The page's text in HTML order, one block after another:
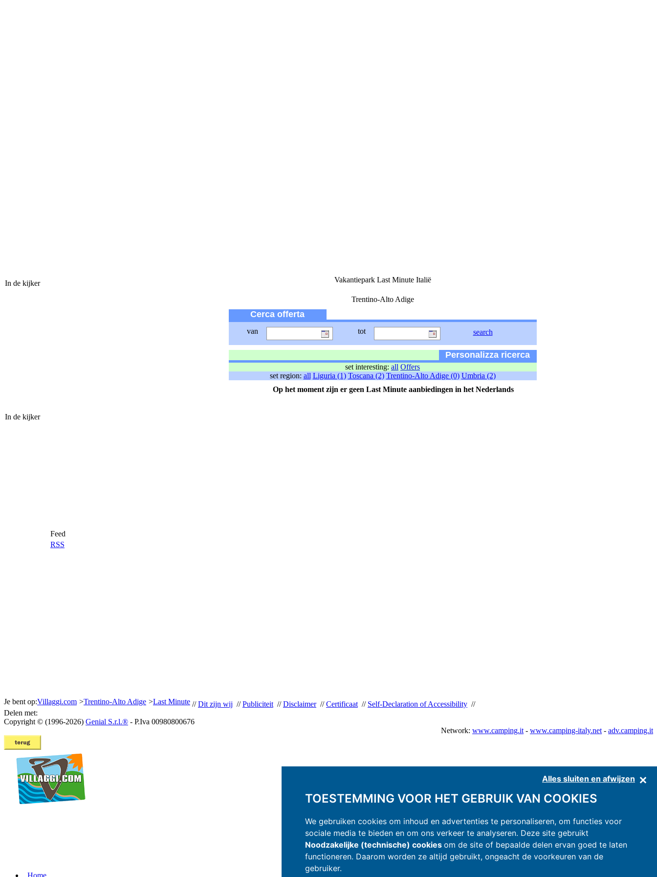
Alles sluiten en afwijzen
TOESTEMMING VOOR HET GEBRUIK VAN COOKIES
We gebruiken cookies om inhoud en advertenties te personaliseren, om functies voor
sociale media te bieden en om ons verkeer te analyseren. Deze site gebruikt
Noodzakelijke (technische) cookies om de site of bepaalde delen ervan goed te laten
functioneren. Daarom worden ze altijd gebruikt, ongeacht de voorkeuren van de
gebruiker.
In de kijker
In de kijker
Feed
RSS
Vakantiepark Last Minute Italië
Trentino-Alto Adige
Cerca offerta
van tot search
Personalizza ricerca
set interesting: all Offers
set region: all Liguria (1) Toscana (2) Trentino-Alto Adige (0) Umbria (2)
Op het moment zijn er geen Last Minute aanbiedingen in het Nederlands
Je bent op:Villaggi.com >Trentino-Alto Adige >Last Minute //Dit zijn wij //Publiciteit //Disclaimer//Certificaat // Self-Declaration of Accessibility //
Delen met:
Copyright © (1996-2026) Genial S.r.l.® - P.Iva 00980800676
Network: www.camping.it - www.camping-italy.net - adv.camping.it
Home